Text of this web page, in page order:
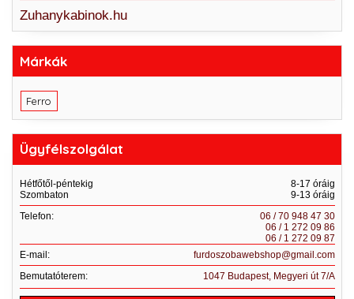
Zuhanykabinok.hu
Márkák
Ferro
Ügyfélszolgálat
Hétfőtől-péntekig
8-17 óráig
Szombaton
9-13 óráig
Telefon:
06 / 70 948 47 30
06 / 1 272 09 86
06 / 1 272 09 87
E-mail:
furdoszobawebshop@gmail.com
Bemutatóterem:
1047 Budapest, Megyeri út 7/A